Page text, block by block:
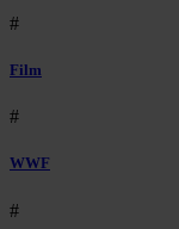
#
Film
#
WWF
#